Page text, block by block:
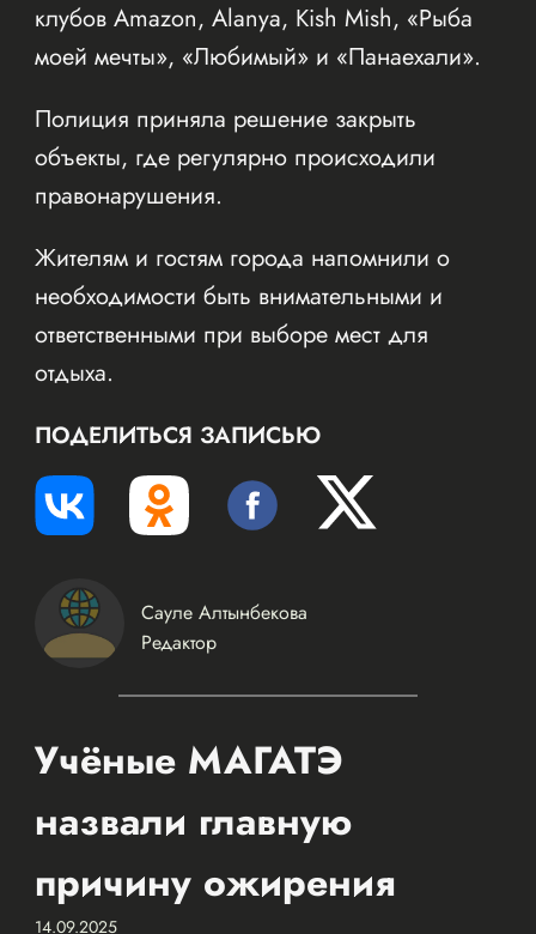
клубов Amazon, Alanya, Kish Mish, «Рыба
моей мечты», «Любимый» и «Панаехали».
Полиция приняла решение закрыть
объекты, где регулярно происходили
правонарушения.
Жителям и гостям города напомнили о
необходимости быть внимательными и
ответственными при выборе мест для
отдыха.
ПОДЕЛИТЬСЯ ЗАПИСЬЮ
Сауле Алтынбекова
Редактор
Учёные МАГАТЭ
назвали главную
причину ожирения
14.09.2025